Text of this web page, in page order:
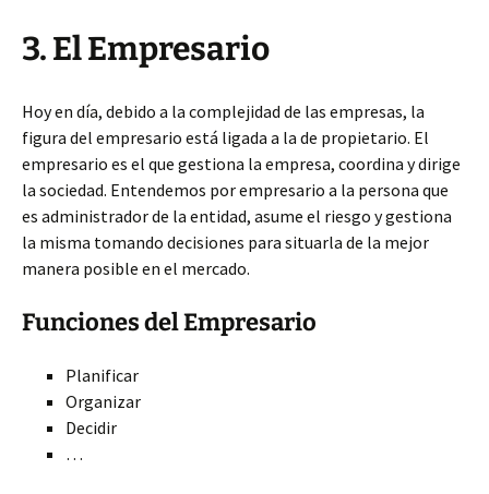
3. El Empresario
Hoy en día, debido a la complejidad de las empresas, la
figura del empresario está ligada a la de propietario. El
empresario es el que gestiona la empresa, coordina y dirige
la sociedad. Entendemos por empresario a la persona que
es administrador de la entidad, asume el riesgo y gestiona
la misma tomando decisiones para situarla de la mejor
manera posible en el mercado.
Funciones del Empresario
Planificar
Organizar
Decidir
…